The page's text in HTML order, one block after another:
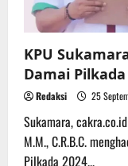
KPU
Damai Pilkada
Redaksi 25
Sukamara,
M.M., C.R.B.C.
Pilkada 2024...